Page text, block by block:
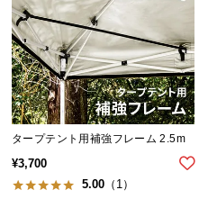
グ
商
品
カ
テ
ゴ
リ
タープテント用補強フレーム 2.5m
¥3,700
5.00 （1）